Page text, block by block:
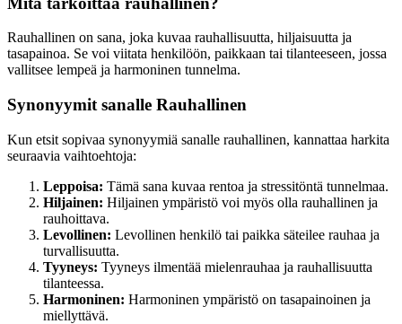
Rauhallinen on sana, joka kuvaa rauhallisuutta, hiljaisuutta ja
tasapainoa. Se voi viitata henkilöön, paikkaan tai tilanteeseen, jossa
vallitsee lempeä ja harmoninen tunnelma.
Synonyymit sanalle Rauhallinen
Kun etsit sopivaa synonyymiä sanalle rauhallinen, kannattaa harkita
seuraavia vaihtoehtoja:
Leppoisa: Tämä sana kuvaa rentoa ja stressitöntä tunnelmaa.
Hiljainen: Hiljainen ympäristö voi myös olla rauhallinen ja
rauhoittava.
Levollinen: Levollinen henkilö tai paikka säteilee rauhaa ja
turvallisuutta.
Tyyneys: Tyyneys ilmentää mielenrauhaa ja rauhallisuutta
tilanteessa.
Harmoninen: Harmoninen ympäristö on tasapainoinen ja
miellyttävä.